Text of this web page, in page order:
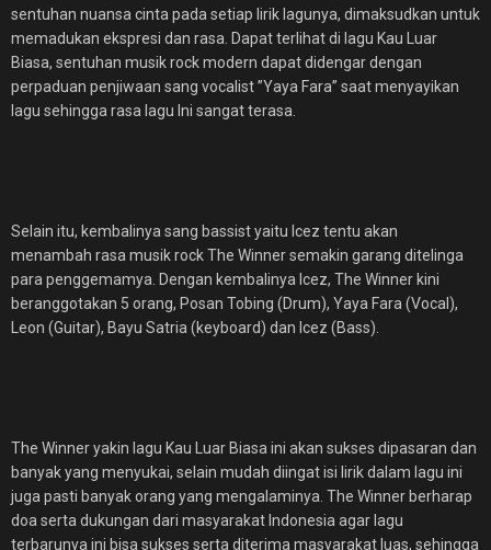
sentuhan nuansa cinta pada setiap lirik lagunya, dimaksudkan untuk
memadukan ekspresi dan rasa. Dapat terlihat di lagu Kau Luar
Biasa, sentuhan musik rock modern dapat didengar dengan
perpaduan penjiwaan sang vocalist ”Yaya Fara” saat menyayikan
lagu sehingga rasa lagu Ini sangat terasa.
Selain itu, kembalinya sang bassist yaitu lcez tentu akan
menambah rasa musik rock The Winner semakin garang ditelinga
para penggemamya. Dengan kembalinya lcez, The Winner kini
beranggotakan 5 orang, Posan Tobing (Drum), Yaya Fara (Vocal),
Leon (Guitar), Bayu Satria (keyboard) dan Icez (Bass).
The Winner yakin lagu Kau Luar Biasa ini akan sukses dipasaran dan
banyak yang menyukai, selain mudah diingat isi lirik dalam lagu ini
juga pasti banyak orang yang mengalaminya. The Winner berharap
doa serta dukungan dari masyarakat Indonesia agar lagu
terbarunya ini bisa sukses serta diterima masyarakat luas, sehingga